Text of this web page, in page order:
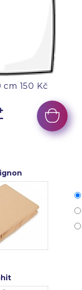
cm 150 Kč